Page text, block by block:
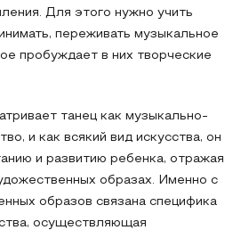
Для этого нужно учить
переживать музыкальное
пробуждает в них творческие
танец как музыкально-
и как всякий вид искусства, он
и развитию ребенка, отражая
образах. Именно с
образов связана специфика
осуществляющая